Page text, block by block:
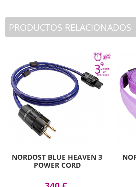
PRODUCTOS RELACIONADOS
NORDOST BLUE HEAVEN 3
POWER CORD